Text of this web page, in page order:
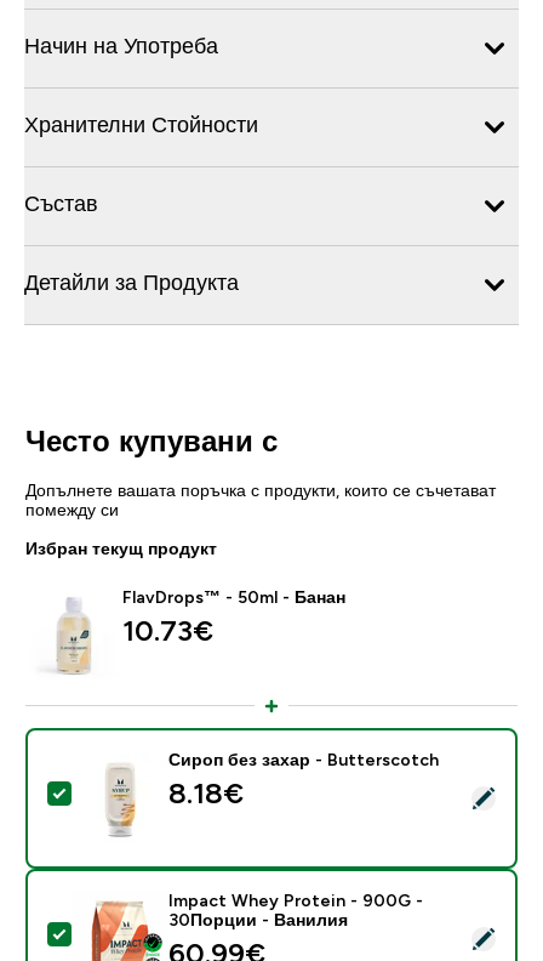
Начин на Употреба
Хранителни Стойности
Състав
Детайли за Продукта
Често купувани с
Допълнете вашата поръчка с продукти, които се съчетават
помежду си
Избран текущ продукт
FlavDrops™ - 50ml - Банан
10.73€‎
Select this product - Сироп без захар - Butterscotch
Сироп без захар - Butterscotch
8.18€‎
Select this product - Impact Whey Protein - 900G -
Impact Whey Protein - 900G -
30Порции - Ванилия
60.99€‎